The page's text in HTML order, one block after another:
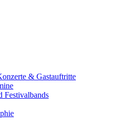
& Gastauftritte
Festivalbands